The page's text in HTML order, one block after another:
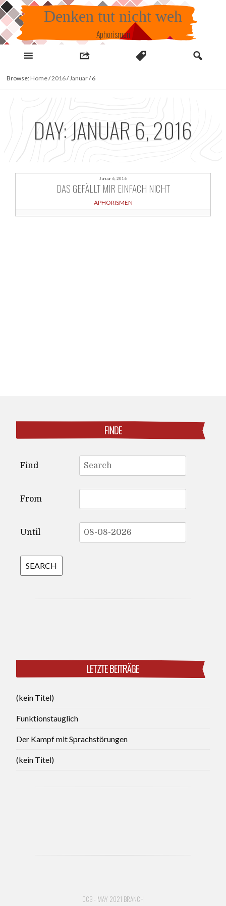
Skip
to
content
Denken tut nicht weh
Aphorismen
Browse: Home/2016/Januar/6
DAY: JANUAR 6, 2016
Januar 6, 2016
DAS GEFÄLLT MIR EINFACH NICHT
APHORISMEN
FINDE
for:
Find
From
Until
LETZTE BEITRÄGE
(kein Titel)
Funktionstauglich
Der Kampf mit Sprachstörungen
(kein Titel)
CCB - MAY 2021 BRANCH